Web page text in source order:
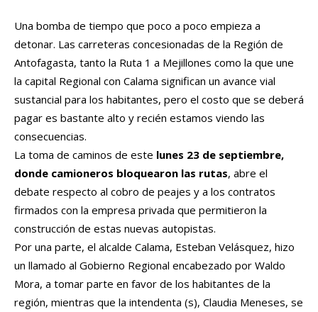
Una bomba de tiempo que poco a poco empieza a
detonar. Las carreteras concesionadas de la Región de
Antofagasta, tanto la Ruta 1 a Mejillones como la que une
la capital Regional con Calama significan un avance vial
sustancial para los habitantes, pero el costo que se deberá
pagar es bastante alto y recién estamos viendo las
consecuencias.
La toma de caminos de este lunes 23 de septiembre,
donde camioneros bloquearon las rutas, abre el
debate respecto al cobro de peajes y a los contratos
firmados con la empresa privada que permitieron la
construcción de estas nuevas autopistas.
Por una parte, el alcalde Calama, Esteban Velásquez, hizo
un llamado al Gobierno Regional encabezado por Waldo
Mora, a tomar parte en favor de los habitantes de la
región, mientras que la intendenta (s), Claudia Meneses, se